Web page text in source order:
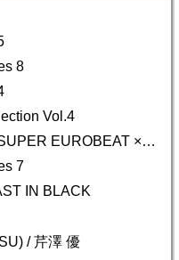
8
Vol.4
(CD) MF GHOST PRESENTS SUPER EUROBEAT × ORIGINAL SOUNDTRACK NEW COLLECTION
7
IN BLACK
/ 芹澤 優